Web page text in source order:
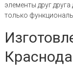
элементы друг
только